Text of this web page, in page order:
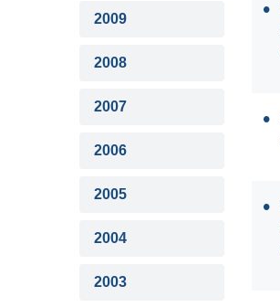
2009
2008
2007
2006
2005
2004
2003